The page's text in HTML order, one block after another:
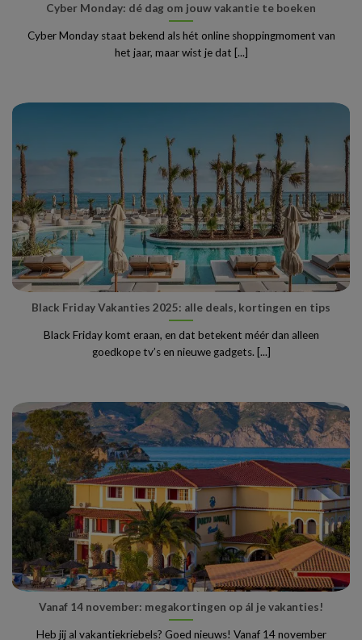
Cyber Monday: dé dag om jouw vakantie te boeken
Cyber Monday staat bekend als hét online shoppingmoment van
het jaar, maar wist je dat [...]
Black Friday Vakanties 2025: alle deals, kortingen en tips
Black Friday komt eraan, en dat betekent méér dan alleen
goedkope tv’s en nieuwe gadgets. [...]
Vanaf 14 november: megakortingen op ál je vakanties!
Heb jij al vakantiekriebels? Goed nieuws! Vanaf 14 november